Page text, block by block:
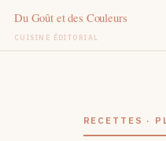
CUISINE ÉDITORIAL
RECETTES ·